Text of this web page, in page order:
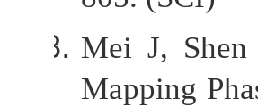
Mei J,
Mapping